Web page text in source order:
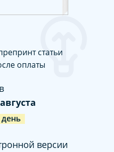
статьи
оплаты
версии